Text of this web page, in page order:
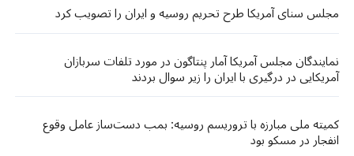
مجلس سنای آمریکا طرح تحریم روسیه و ایران را تصویب کرد
نمایندگان مجلس آمریکا آمار پنتاگون در مورد تلفات سربازان
آمریکایی در درگیری با ایران را زیر سوال بردند
کمیته ملی مبارزه با تروریسم روسیه: بمب دست‌ساز عامل وقوع
انفجار در مسکو بود